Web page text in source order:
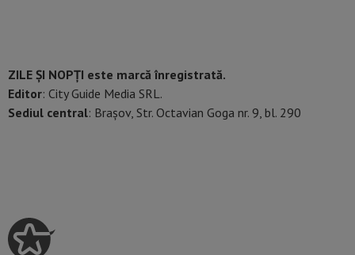
ZILE ȘI NOPȚI este marcă înregistrată.
Editor: City Guide Media SRL.
Sediul central: Brașov, Str. Octavian Goga nr. 9, bl. 290